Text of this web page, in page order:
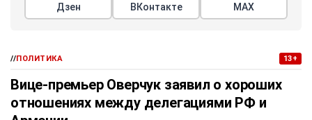
Дзен ВКонтакте МАХ
//ПОЛИТИКА 13+
Вице-премьер Оверчук заявил о хороших
отношениях между делегациями РФ и